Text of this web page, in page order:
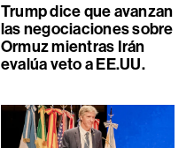
Trump dice que avanzan
las negociaciones sobre
Ormuz mientras Irán
evalúa veto a EE.UU.